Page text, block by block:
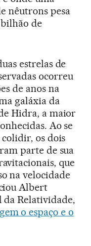
nêutrons pesa
de
estrelas de
ocorreu
de anos na
galáxia da
Hidra, a maior
Ao se
os dois
parte de sua
que
na velocidade
Albert
da Relatividade,
o espaço e o